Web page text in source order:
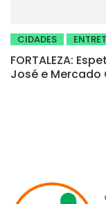
CIDADES
FORTALEZA:
José e